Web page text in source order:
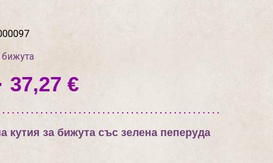
бижута
37,27 €
кутия за бижута със зелена пеперуда